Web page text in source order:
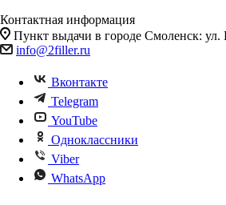
Контактная информация
Пункт выдачи в городе Смоленск: ул.
info@2filler.ru
Вконтакте
Telegram
YouTube
Одноклассники
Viber
WhatsApp